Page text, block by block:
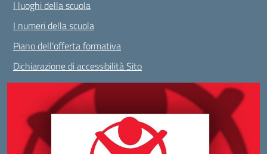
I luoghi della scuola
I numeri della scuola
Piano dell’offerta formativa
Dichiarazione di accessibilità Sito